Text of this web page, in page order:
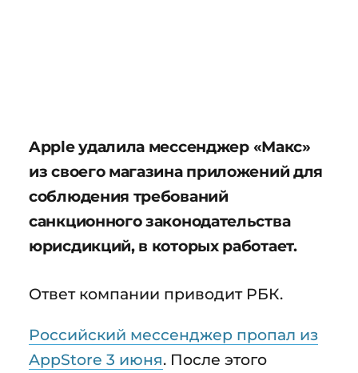
Apple удалила мессенджер «Макс»
из своего магазина приложений для
соблюдения требований
санкционного законодательства
юрисдикций, в которых работает.
Ответ компании приводит РБК.
Российский мессенджер пропал из
AppStore 3 июня. После этого